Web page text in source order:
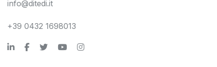
info@ditedi.it
+39 0432 1698013